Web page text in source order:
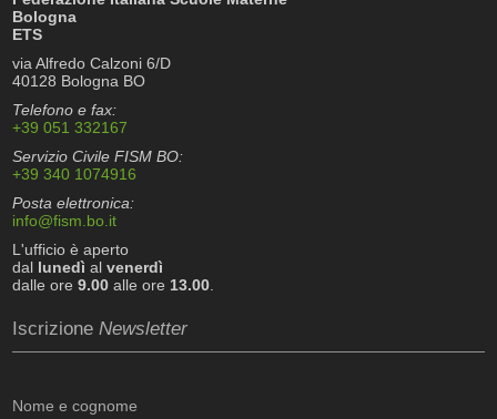
Bologna
ETS
via Alfredo Calzoni 6/D
40128 Bologna BO
Telefono e fax:
+39 051 332167
Servizio Civile FISM BO:
+39 340 1074916
Posta elettronica:
info@fism.bo.it
L'ufficio è aperto
dal lunedì alvenerdì
dalle ore9.00 alle ore 13.00.
IscrizioneNewsletter
Nome e cognome